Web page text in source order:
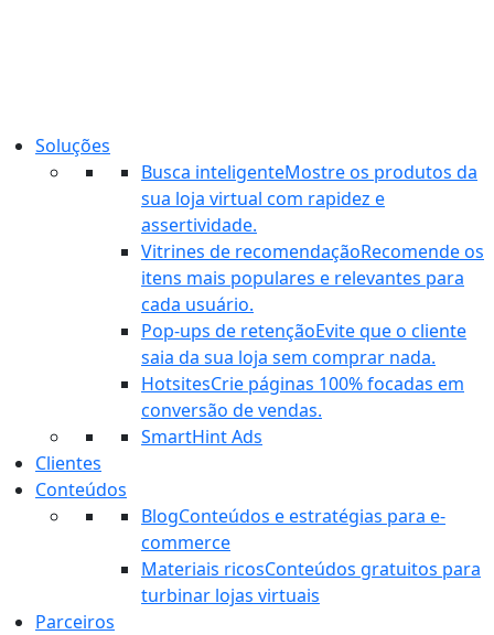
Soluções
Busca inteligenteMostre os produtos da
sua loja virtual com rapidez e
assertividade.
Vitrines de recomendaçãoRecomende os
itens mais populares e relevantes para
cada usuário.
Pop-ups de retençãoEvite que o cliente
saia da sua loja sem comprar nada.
HotsitesCrie páginas 100% focadas em
conversão de vendas.
SmartHint Ads
Clientes
Conteúdos
BlogConteúdos e estratégias para e-
commerce
Materiais ricosConteúdos gratuitos para
turbinar lojas virtuais
Parceiros